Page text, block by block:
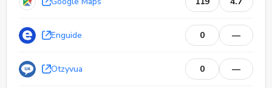
Enguide 0 —
Otzyvua 0 —